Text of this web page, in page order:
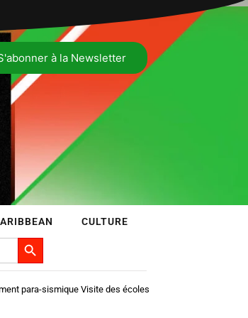
à la Newsletter
CULTURE
Search Button
para-sismique Visite des écoles